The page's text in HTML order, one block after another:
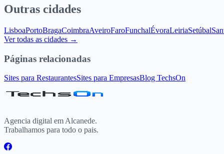
Outras cidades
LisboaPortoBragaCoimbraAveiroFaroFunchalÉvoraLeiriaSetúbal
Ver todas as cidades →
Páginas relacionadas
Sites para RestaurantesSites para EmpresasBlog TechsOn
Agencia digital em Alcanede.
Trabalhamos para todo o pais.